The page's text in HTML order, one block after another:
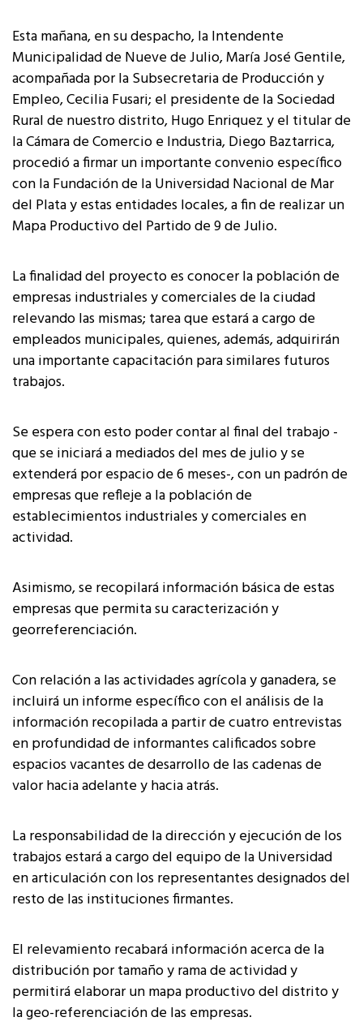
Esta mañana, en su despacho, la Intendente
Municipalidad de Nueve de Julio, María José Gentile,
acompañada por la Subsecretaria de Producción y
Empleo, Cecilia Fusari; el presidente de la Sociedad
Rural de nuestro distrito, Hugo Enriquez y el titular de
la Cámara de Comercio e Industria, Diego Baztarrica,
procedió a firmar un importante convenio específico
con la Fundación de la Universidad Nacional de Mar
del Plata y estas entidades locales, a fin de realizar un
Mapa Productivo del Partido de 9 de Julio.
La finalidad del proyecto es conocer la población de
empresas industriales y comerciales de la ciudad
relevando las mismas; tarea que estará a cargo de
empleados municipales, quienes, además, adquirirán
una importante capacitación para similares futuros
trabajos.
Se espera con esto poder contar al final del trabajo -
que se iniciará a mediados del mes de julio y se
extenderá por espacio de 6 meses-, con un padrón de
empresas que refleje a la población de
establecimientos industriales y comerciales en
actividad.
Asimismo, se recopilará información básica de estas
empresas que permita su caracterización y
georreferenciación.
Con relación a las actividades agrícola y ganadera, se
incluirá un informe específico con el análisis de la
información recopilada a partir de cuatro entrevistas
en profundidad de informantes calificados sobre
espacios vacantes de desarrollo de las cadenas de
valor hacia adelante y hacia atrás.
La responsabilidad de la dirección y ejecución de los
trabajos estará a cargo del equipo de la Universidad
en articulación con los representantes designados del
resto de las instituciones firmantes.
El relevamiento recabará información acerca de la
distribución por tamaño y rama de actividad y
permitirá elaborar un mapa productivo del distrito y
la geo-referenciación de las empresas.